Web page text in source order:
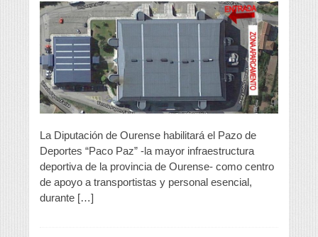
de
Deportes
de
transportistas
esencial
La Diputación de Ourense habilitará el Pazo de
Deportes “Paco Paz” -la mayor infraestructura
deportiva de la provincia de Ourense- como centro
de apoyo a transportistas y personal esencial,
durante […]